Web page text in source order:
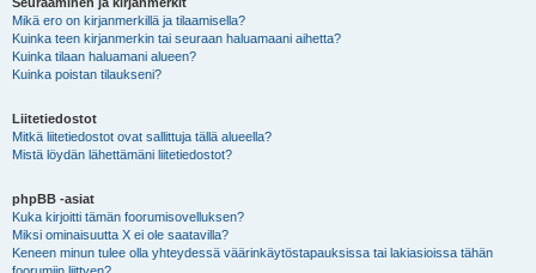
Mikä ero on kirjanmerkillä ja tilaamisella?
Kuinka teen kirjanmerkin tai seuraan haluamaani aihetta?
Kuinka tilaan haluamani alueen?
Kuinka poistan tilaukseni?
Liitetiedostot
Mitkä liitetiedostot ovat sallittuja tällä alueella?
Mistä löydän lähettämäni liitetiedostot?
phpBB -asiat
Kuka kirjoitti tämän foorumisovelluksen?
Miksi ominaisuutta X ei ole saatavilla?
Keneen minun tulee olla yhteydessä väärinkäytöstapauksissa tai lakiasioissa tähän